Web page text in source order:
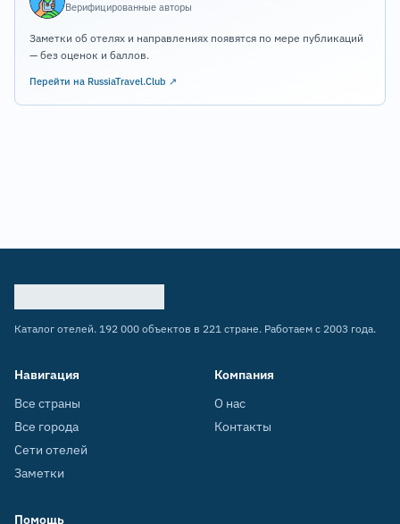
Верифицированные авторы
Заметки об отелях и направлениях появятся по мере публикаций
— без оценок и баллов.
Перейти на RussiaTravel.Club ↗
Каталог отелей. 192 000 объектов в 221 стране. Работаем с 2003 года.
Навигация
Все страны
Все города
Сети отелей
Заметки
Компания
О нас
Контакты
Помощь